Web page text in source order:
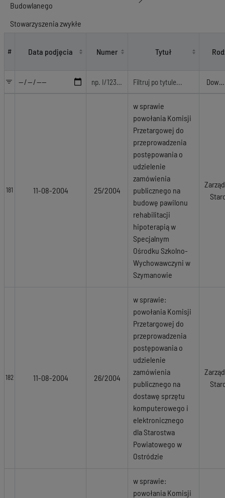
Budowlanego
Stowarzyszenia zwykłe
# Data podjęcia Numer Tytuł
181 11-08-2004 25/2004
w sprawie
powołania Komisji
Przetargowej do
przeprowadzenia
postępowania o
udzielenie
zamówienia
publicznego na
budowę pawilonu
rehabilitacji
hipoterapią w
Specjalnym
Ośrodku Szkolno-
Wychowawczyni w
Szymanowie
182 11-08-2004 26/2004
w sprawie:
powołania Komisji
Przetargowej do
przeprowadzenia
postępowania o
udzielenie
zamówienia
publicznego na
dostawę sprzętu
komputerowego i
elektronicznego
dla Starostwa
Powiatowego w
Ostródzie
w sprawie:
powołania Komisji